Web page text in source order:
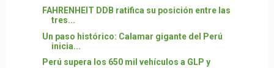
FAHRENHEIT DDB ratifica su posición entre las
tres...
Un paso histórico: Calamar gigante del Perú
inicia...
Perú supera los 650 mil vehículos a GLP y